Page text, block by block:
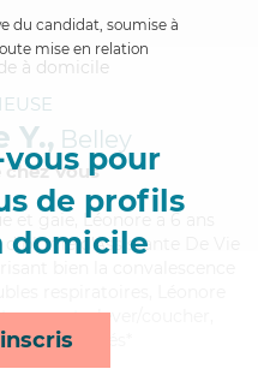
du candidat, soumise à
mise en relation
pour
de profils
domicile
Y., Belley
Vous
et gaie, Léonore a 6 ans
d'Assistante De Vie
lever/coucher,
et activités*